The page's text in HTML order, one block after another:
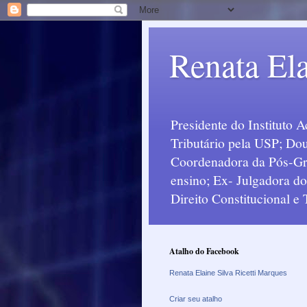
Renata
Presidente do Instituto
Tributário pela USP;
Coordenadora da Pós-
ensino; Ex- Julgadora
Direito Constitucional e
Atalho do Facebook
Renata Elaine Silva Ricetti Marques
Criar seu atalho